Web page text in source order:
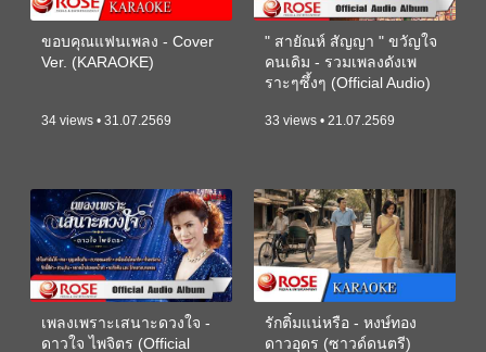
ขอบคุณแฟนเพลง - Cover
Ver. (KARAOKE)
34 views • 31.07.2569
" สายัณห์ สัญญา " ขวัญใจ
คนเดิม - รวมเพลงดังเพ
ราะๆซึ้งๆ (Official Audio)
33 views • 21.07.2569
เพลงเพราะเสนาะดวงใจ -
ดาวใจ ไพจิตร (Official
รักติ๋มแน่หรือ - หงษ์ทอง
ดาวอุดร (ซาวด์ดนตรี)